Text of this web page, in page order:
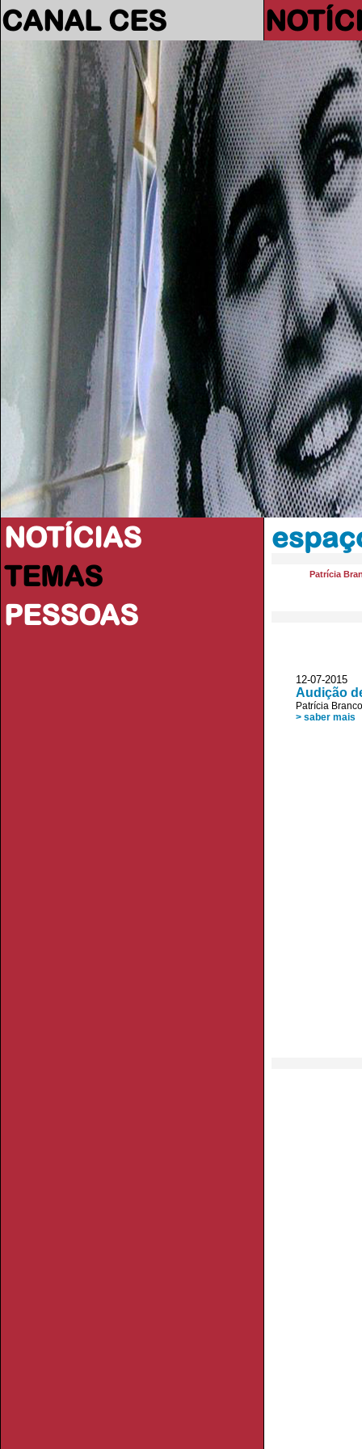
CANAL CES
NOTÍCIAS
TEMAS
PESSOAS
Patrícia
12-07-
Audição
Patrícia Branco
> saber mais